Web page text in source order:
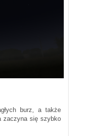
burz, a także
zaczyna się szybko